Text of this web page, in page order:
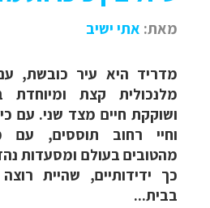
מאת: אתי ישיב
מדריד היא עיר כובשת,
מלנכולית קצת
ושוקקת חיים מצד שני. עם
וחיי רחוב תוססים, עם
מהטובים בעולם ומסעדות
כך ידידותיים, שהיית
בבית...